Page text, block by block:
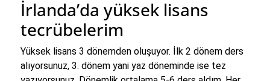
İrlanda’da yüksek lisans
tecrübelerim
Yüksek lisans 3 dönemden oluşuyor. İlk 2 dönem ders
alıyorsunuz, 3. dönem yani yaz döneminde ise tez